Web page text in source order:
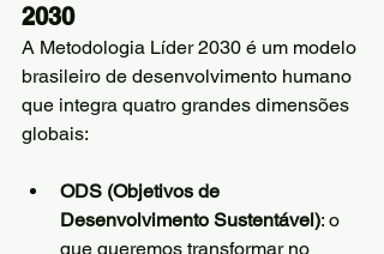
2030
A Metodologia Líder 2030 é um modelo
brasileiro de desenvolvimento humano
que integra quatro grandes dimensões
globais:
ODS (Objetivos de
Desenvolvimento Sustentável): o
que queremos transformar no